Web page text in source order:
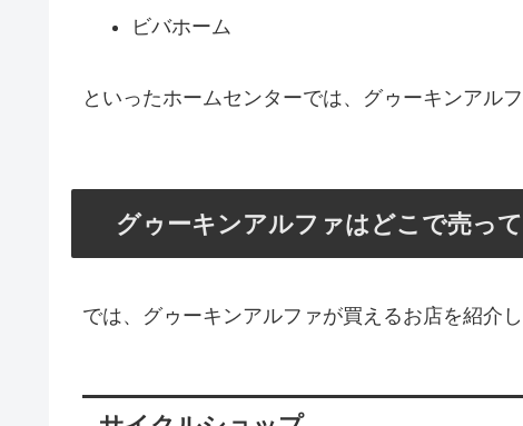
ビバホーム
といったホームセンターでは、グゥーキンアル
グゥーキンアルファはどこで売っ
では、グゥーキンアルファが買えるお店を紹介し